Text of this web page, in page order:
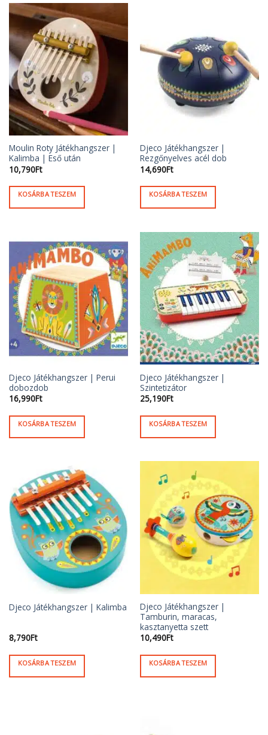
Moulin Roty Játékhangszer |
Kalimba | Eső után
10,790Ft
KOSÁRBA TESZEM
Djeco Játékhangszer |
Rezgőnyelves acél dob
14,690Ft
KOSÁRBA TESZEM
Djeco Játékhangszer | Perui
dobozdob
16,990Ft
KOSÁRBA TESZEM
Djeco Játékhangszer |
Szintetizátor
25,190Ft
KOSÁRBA TESZEM
Djeco Játékhangszer | Kalimba
8,790Ft
KOSÁRBA TESZEM
Djeco Játékhangszer |
Tamburin, maracas,
kasztanyetta szett
10,490Ft
KOSÁRBA TESZEM